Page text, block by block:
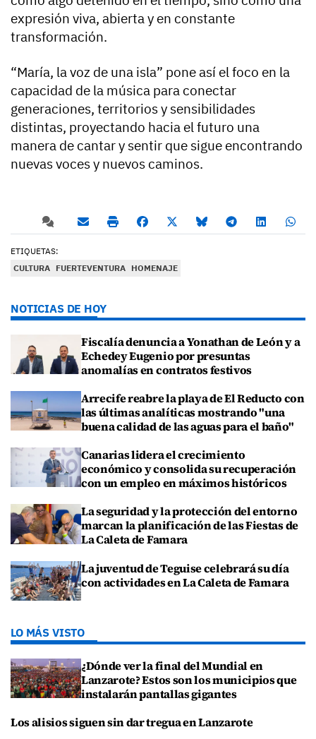
expresión viva, abierta y en constante
transformación.
“María, la voz de una isla” pone así el foco en la
capacidad de la música para conectar
generaciones, territorios y sensibilidades
distintas, proyectando hacia el futuro una
manera de cantar y sentir que sigue encontrando
nuevas voces y nuevos caminos.
ETIQUETAS:
CULTURA FUERTEVENTURA HOMENAJE
NOTICIAS DE HOY
Fiscalía denuncia a Yonathan de León y a
Echedey Eugenio por presuntas
anomalías en contratos festivos
Arrecife reabre la playa de El Reducto con
las últimas analíticas mostrando "una
buena calidad de las aguas para el baño"
Canarias lidera el crecimiento
económico y consolida su recuperación
con un empleo en máximos históricos
La seguridad y la protección del entorno
marcan la planificación de las Fiestas de
La Caleta de Famara
La juventud de Teguise celebrará su día
con actividades en La Caleta de Famara
LO MÁS VISTO
¿Dónde ver la final del Mundial en
Lanzarote? Estos son los municipios que
instalarán pantallas gigantes
Los alisios siguen sin dar tregua en Lanzarote